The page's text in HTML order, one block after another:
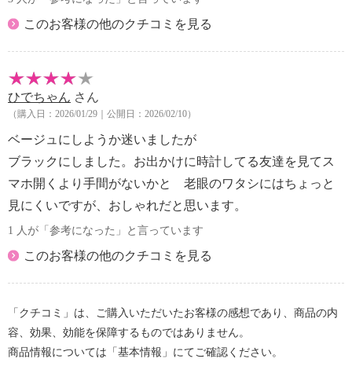
このお客様の他のクチコミを見る
ひでちゃん さん
（購入日：2026/01/29｜公開日：2026/02/10）
ベージュにしようか迷いましたが
ブラックにしました。お出かけに時計してる友達を見てス
マホ開くより手間がないかと 老眼のワタシにはちょっと
見にくいですが、おしゃれだと思います。
1 人が「参考になった」と言っています
このお客様の他のクチコミを見る
「クチコミ」は、ご購入いただいたお客様の感想であり、商品の内
容、効果、効能を保障するものではありません。
商品情報については「基本情報」にてご確認ください。